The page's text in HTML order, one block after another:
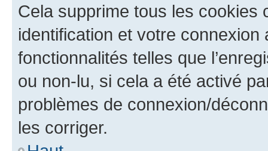
Cela supprime tous les cookies
identification et votre
fonctionnalités telles que
ou non-lu, si cela a été activé
problèmes de connexion/
les corriger.